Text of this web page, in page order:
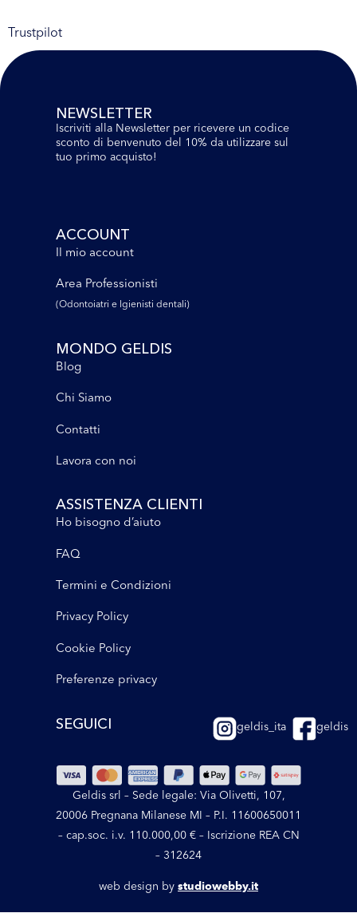
Trustpilot
NEWSLETTER
Iscriviti alla Newsletter per ricevere un codice
sconto di benvenuto del 10% da utilizzare sul
tuo primo acquisto!
ACCOUNT
Il mio account
Area Professionisti
(Odontoiatri e lgienisti dentali)
MONDO GELDIS
Blog
Chi Siamo
Contatti
Lavora con noi
ASSISTENZA CLIENTI
Ho bisogno d’aiuto
FAQ
Termini e Condizioni
Privacy Policy
Cookie Policy
Preferenze privacy
SEGUICI geldis_ita geldis
Geldis srl – Sede legale: Via Olivetti, 107,
20006 Pregnana Milanese MI – P.I. 11600650011
– cap.soc. i.v. 110.000,00 € – Iscrizione REA CN
– 312624
web design by studiowebby.it